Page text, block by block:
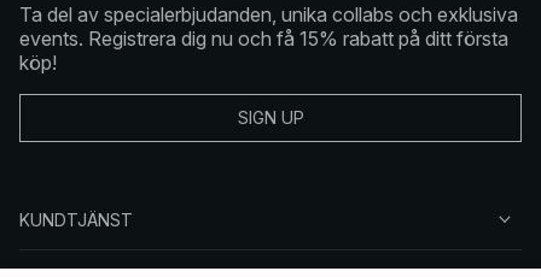
Ta del av specialerbjudanden, unika collabs och exklusiva
events. Registrera dig nu och få 15% rabatt på ditt första
köp!
SIGN UP
KUNDTJÄNST